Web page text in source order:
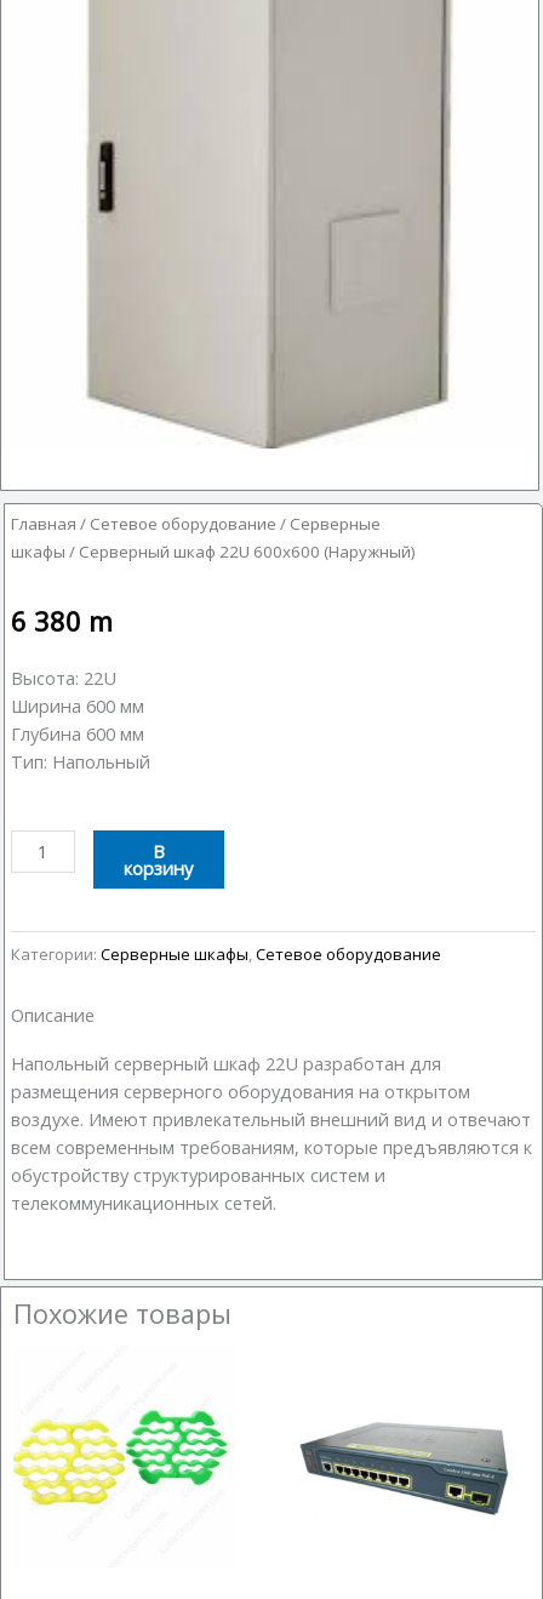
Главная / Сетевое оборудование / Серверные
шкафы / Серверный шкаф 22U 600х600 (Наружный)
6 380 m
Высота: 22U
Ширина 600 мм
Глубина 600 мм
Тип: Напольный
Количество
товара
шкаф
22U
(Наружный)
В
корзину
Категории: Серверные шкафы Сетевое оборудование
Описание
Напольный серверный шкаф 22U разработан для
размещения серверного оборудования на открытом
воздухе. Имеют привлекательный внешний вид и отвечают
всем современным требованиям, которые предъявляются к
обустройству структурированных систем и
телекоммуникационных сетей.
Похожие товары